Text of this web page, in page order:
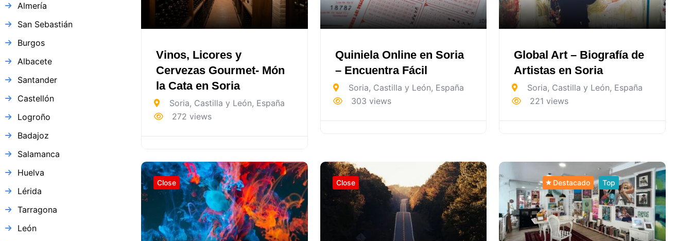
Almería
San Sebastián
Burgos
Albacete
Santander
Castellón
Logroño
Badajoz
Salamanca
Huelva
Lérida
Tarragona
León
Vinos, Licores y
Cervezas Gourmet- Món
la Cata en Soria
Soria, Castilla y León, España
272 views
Quiniela Online en Soria
– Encuentra Fácil
Soria, Castilla y León, España
303 views
Global Art – Biografía de
Artistas en Soria
Soria, Castilla y León, España
221 views
Close Close Destacado Top